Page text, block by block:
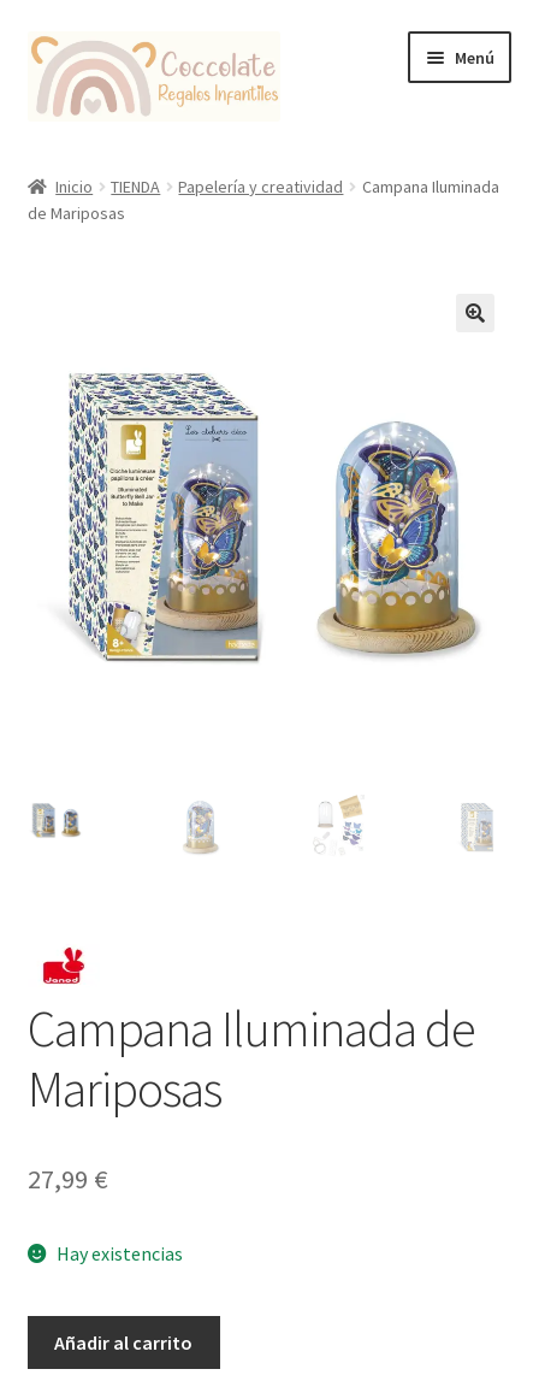
Ir
la
Ir
contenido
Menú
Coccolate Puericultura y Juguetería Educativa
Inicio TIENDA Papelería y creatividad
Campana Iluminada
de Mariposas
Campana Iluminada de
Mariposas
27,99 €
Hay existencias
Añadir al carrito